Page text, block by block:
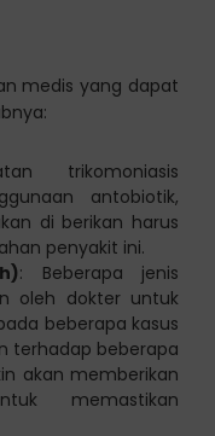
medis yang dapat
trikomoniasis
antobiotik,
di berikan harus
penyakit ini.
: Beberapa jenis
oleh dokter untuk
beberapa kasus
terhadap beberapa
akan memberikan
memastikan